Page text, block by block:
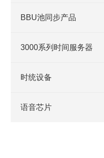
BBU池同步产品
3000系列时间服务器
时统设备
语音芯片